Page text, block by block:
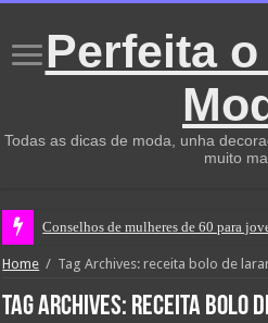
Perfeita
Todas as dicas de moda, unha
muito
Conselhos de mulheres de 60 para
Home / Tag Archives: receita bolo de
Tag Archives: receita bolo